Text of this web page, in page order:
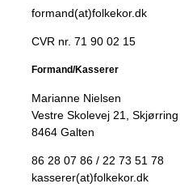
formand(at)folkekor.dk
CVR nr. 71 90 02 15
Formand/Kasserer
Marianne Nielsen
Vestre Skolevej 21, Skjørring
8464 Galten
86 28 07 86 / 22 73 51 78
kasserer(at)folkekor.dk